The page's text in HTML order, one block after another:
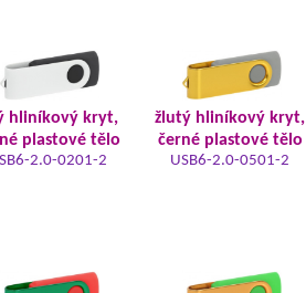
hliníkový kryt,
plastové tělo
2.0-0201-2
žlutý hliníkový kryt,
černé plastové tělo
USB6-2.0-0501-2